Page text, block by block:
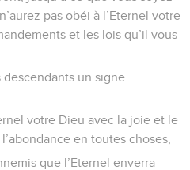
pas obéi à l’Eternel votre
et les lois qu’il vous
descendants un signe
votre Dieu avec la joie et le
en toutes choses,
que l’Eternel enverra